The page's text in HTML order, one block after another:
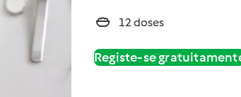
12 doses
Registe-se